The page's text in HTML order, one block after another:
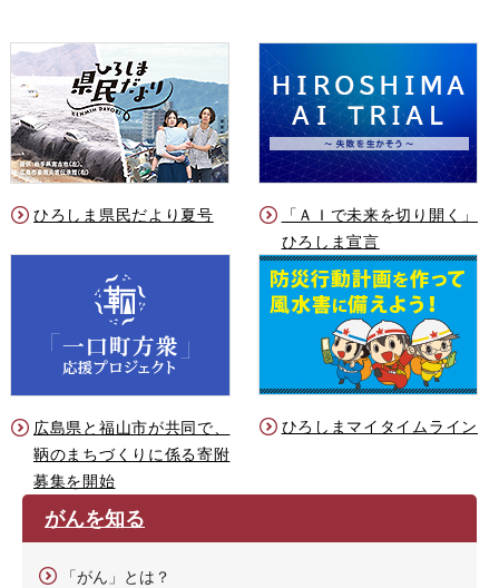
ひろしま県民だより夏号
「ＡＩで未来を切り開く」
ひろしま宣言
広島県と福山市が共同で、
鞆のまちづくりに係る寄附
募集を開始
ひろしまマイタイムライン
がんを知る
「がん」とは？